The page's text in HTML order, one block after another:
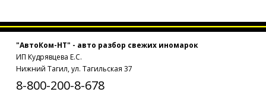
"АвтоКом-НТ" - авто разбор свежих иномарок
ИП Кудрявцева Е.С.
Нижний Тагил, ул. Тагильская 37
8-800-200-8-678